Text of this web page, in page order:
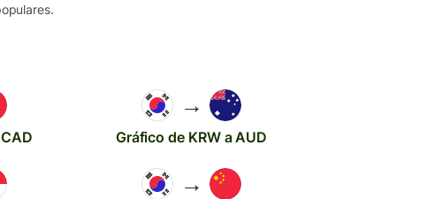
→
Gráfico de KRW a AUD
→